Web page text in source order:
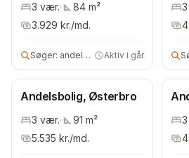
3 vær.· 84 m²
3.929 kr./md.
Søger: andelsbolig Aktiv i går
3
Andelsbolig, Østerbro
3 vær.· 91 m²
5.535 kr./md.
3